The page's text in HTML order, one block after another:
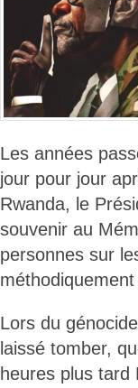
Les années
jour pour jour
Rwanda, le
souvenir au
personnes sur
Lors du
laissé tomber,
heures plus